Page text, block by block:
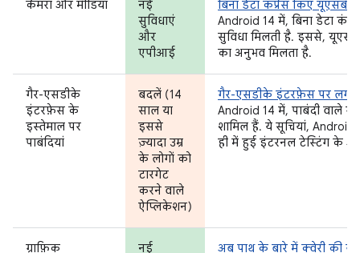
कैमरा और मीडिया
नई
सुविधाएं
और
एपीआई
बिना डेटा कंप्रेस किए यूएसबी
Android 14 में, बिना डेटा
सुविधा मिलती है. इससे,
का अनुभव मिलता है.
गैर-एसडीके
इंटरफ़ेस के
इस्तेमाल पर
पाबंदियां
बदलें (14
साल या
इससे
ज़्यादा उम्र
के लोगों को
टारगेट
करने वाले
ऐप्लिकेशन)
गैर-एसडीके इंटरफ़ेस पर लगी
Android 14 में, पाबंदी वाले
शामिल हैं. ये सूचियां,
ही में हुई इंटरनल टेस्टिंग के
ग्राफ़िक नई अब पाथ के बारे में क्वेरी की